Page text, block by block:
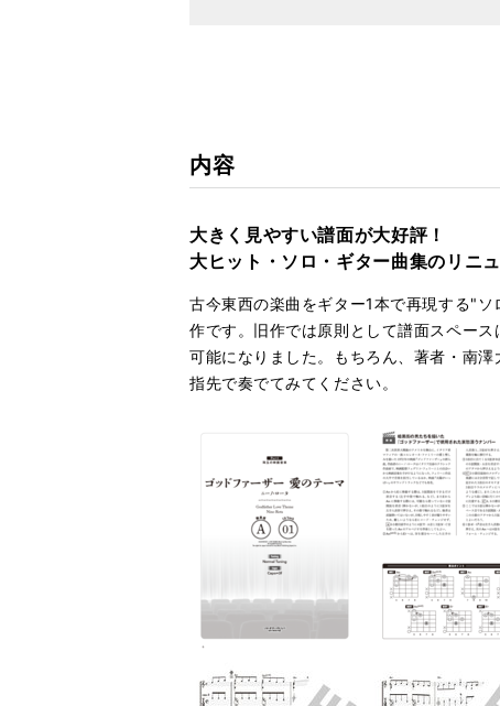
内容
大きく見やすい譜面が大好評！
大ヒット・ソロ・ギター曲集のリニ
古今東西の楽曲をギター1本で再現する"
作です。旧作では原則として譜面スペー
可能になりました。もちろん、著者・南
指先で奏でてみてください。